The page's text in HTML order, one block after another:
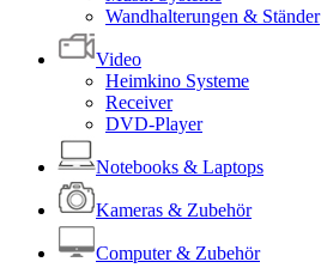
Wandhalterungen & Ständer
Video
Heimkino Systeme
Receiver
DVD-Player
Notebooks & Laptops
Kameras & Zubehör
Computer & Zubehör